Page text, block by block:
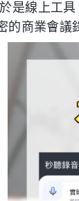
是線上工
的商業會議